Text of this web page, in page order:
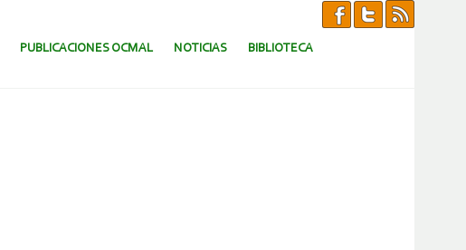
PUBLICACIONES OCMAL NOTICIAS BIBLIOTECA